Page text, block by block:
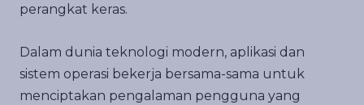
perangkat keras.
Dalam dunia teknologi modern, aplikasi dan
sistem operasi bekerja bersama-sama untuk
menciptakan pengalaman pengguna yang